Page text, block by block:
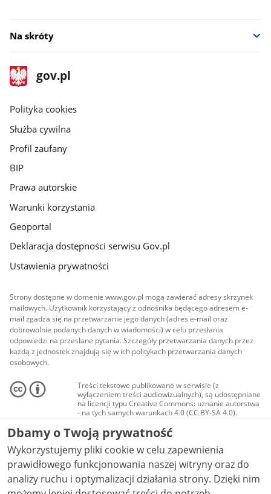
Na skróty
stopka
gov.pl
Strona
gov.pl
gov.pl
Polityka cookies
Służba cywilna
Profil zaufany
BIP
Prawa autorskie
Warunki korzystania
Geoportal
Deklaracja dostępności serwisu Gov.pl
Ustawienia prywatności
Strony dostępne w domenie www.gov.pl mogą zawierać adresy skrzynek
mailowych. Użytkownik korzystający z odnośnika będącego adresem e-
mail zgadza się na przetwarzanie jego danych (adres e-mail oraz
dobrowolnie podanych danych w wiadomości) w celu przesłania
odpowiedzi na przesłane pytania. Szczegóły przetwarzania danych przez
każdą z jednostek znajdują się w ich politykach przetwarzania danych
osobowych.
Treści tekstowe publikowane w serwisie (z
wyłączeniem treści audiowizualnych), są udostępniane
na licencji typu Creative Commons: uznanie autorstwa
- na tych samych warunkach 4.0 (CC BY-SA 4.0).
Materiały audiowizualne, w tym zdjęcia, materiały
audio i wideo, są udostępniane na licencji typu
Creative Commons: uznanie autorstwa użycie
niekomercyjne - bez utworów zależnych 4.0 (CC BY-
NC-ND 4.0), o ile nie jest to stwierdzone inaczej.
Dbamy o Twoją prywatność
Wykorzystujemy pliki cookie w celu zapewnienia
prawidłowego funkcjonowania naszej witryny oraz do
analizy ruchu i optymalizacji działania strony. Dzięki nim